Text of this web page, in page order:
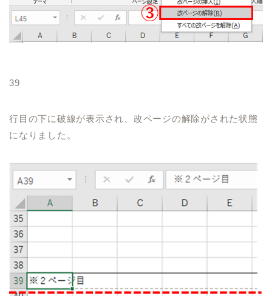
39
行目の下に破線が表示され、改ページの解除がされた状態
になりました。